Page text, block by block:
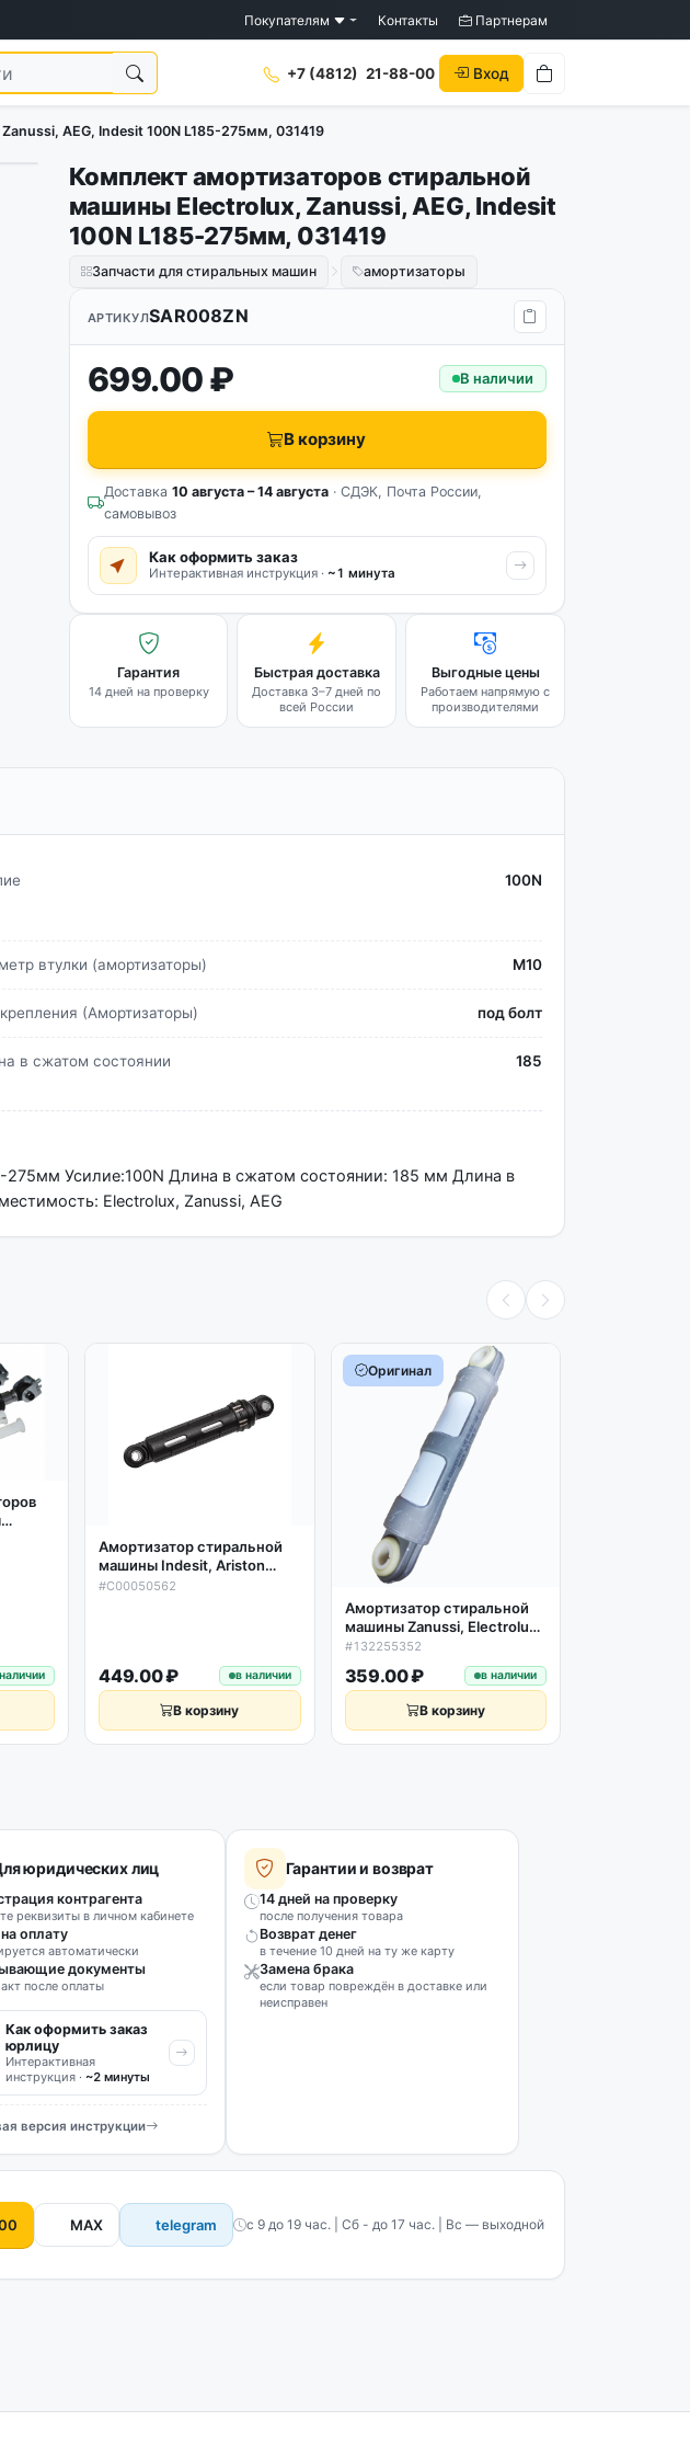
Покупателям Контакты Партнерам
+7 (4812) 21-88-00 Вход
AEG, Indesit 100N L185-275мм, 031419
Комплект амортизаторов стиральной
машины Electrolux, Zanussi, AEG, Indesit
100N L185-275мм, 031419
Запчасти для стиральных машин амортизаторы
АРТИКУЛSAR008ZN
699.00 ₽ В наличии
В корзину
Доставка 10 августа – 14 августа· СДЭК, Почта России,
самовывоз
Как оформить заказ
Интерактивная инструкция · ~1 минута
Гарантия
14 дней на проверку
Быстрая доставка
Доставка 3–7 дней по
всей России
Выгодные цены
Работаем напрямую с
производителями
100N
втулки (амортизаторы) М10
(Амортизаторы) под болт
в сжатом состоянии 185
275мм Усилие:100N Длина в сжатом состоянии: 185 мм Длина в
Electrolux, Zanussi, AEG
Амортизатор стиральной
машины Indesit, Ariston
120N L175-275мм
#C00050562
449.00 ₽ в наличии
В корзину
Оригинал
Амортизатор стиральной
машины Zanussi, Electrolux,
AEG 60N L165-240мм D11мм
#132255352
359.00 ₽ в наличии
В корзину
юридических лиц
контрагента
реквизиты в личном кабинете
оплату
автоматически
документы
после оплаты
Как оформить заказ
юрлицу
Интерактивная
инструкция · ~2 минуты
версия инструкции
Гарантии и возврат
14 дней на проверку
после получения товара
Возврат денег
в течение 10 дней на ту же карту
Замена брака
если товар повреждён в доставке или
неисправен
MAX telegram с 9 до 19 час. | Сб - до 17 час. | Вс — выходной